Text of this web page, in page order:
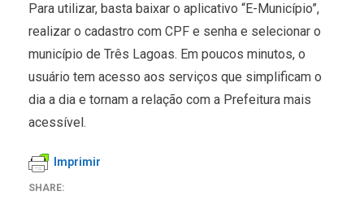
Para utilizar, basta baixar o aplicativo “E-Município”,
realizar o cadastro com CPF e senha e selecionar o
município de Três Lagoas. Em poucos minutos, o
usuário tem acesso aos serviços que simplificam o
dia a dia e tornam a relação com a Prefeitura mais
acessível.
Imprimir